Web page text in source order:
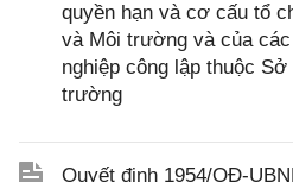
quyền hạn và cơ cấu tổ
và Môi trường và của
nghiệp công lập thuộc
trường
Quyết định 1954/QĐ-